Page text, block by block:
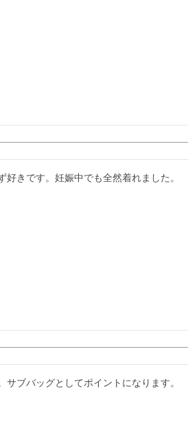
好きです。妊娠中でも全然着れました。
サブバッグとしてポイントになります。